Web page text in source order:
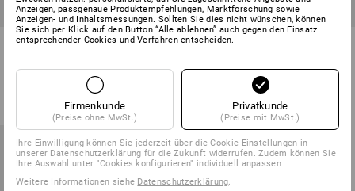
Frankfurter Schaufel
1 Farbe
(m. MwSt.) ab 10 Stück
Kohlenschaufel
1 Variante
(m. MwSt.) ab 10 Stück
Anzeigen, passgenaue Produktempfehlungen, Marktforschung sowie
Anzeigen- und Inhaltsmessungen. Sollten Sie dies nicht wünschen, können
Sie sich per Klick auf den Button “Alle ablehnen” auch gegen den Einsatz
entsprechender Cookies und Verfahren entscheiden.
Firmenkunde
(Preise ohne MwSt.)
Privatkunde
(Preise mit MwSt.)
Ihre Einwilligung können Sie jederzeit über dieCookie-Einstellungen in
unserer Datenschutzerklärung für die Zukunft widerrufen. Zudem können Sie
Ihre Auswahl unter "Cookies konfigurieren" individuell anpassen
Weitere Informationen siehe Datenschutzerklärung.